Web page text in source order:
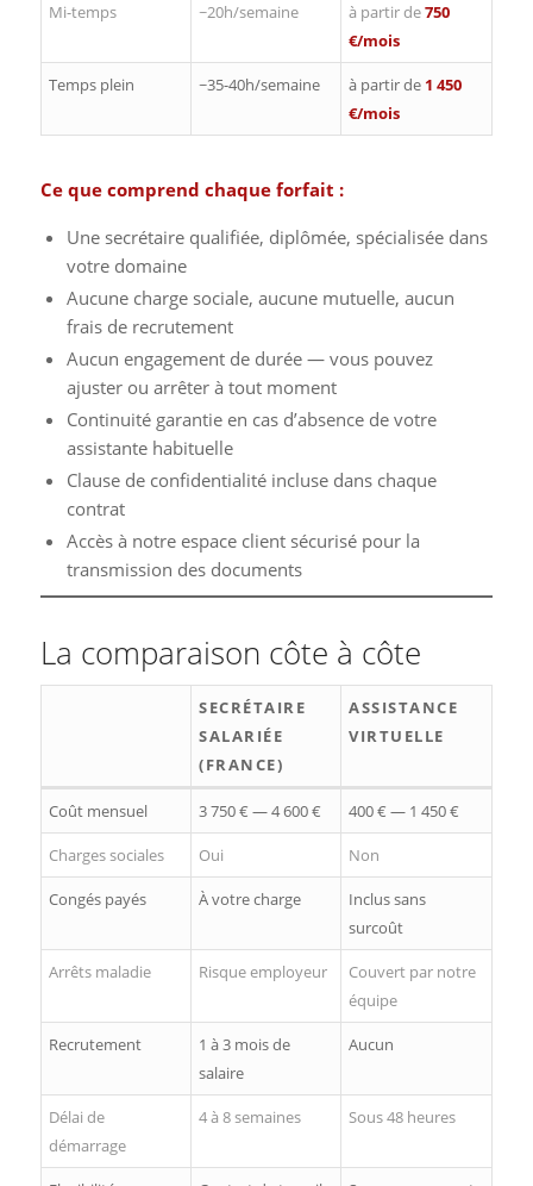
Mi-temps ~20h/semaine à partir de750
€/mois
Temps plein ~35-40h/semaine à partir de 1 450
€/mois
Ce que comprend chaque forfait :
Une secrétaire qualifiée, diplômée, spécialisée dans
votre domaine
Aucune charge sociale, aucune mutuelle, aucun
frais de recrutement
Aucun engagement de durée — vous pouvez
ajuster ou arrêter à tout moment
Continuité garantie en cas d’absence de votre
assistante habituelle
Clause de confidentialité incluse dans chaque
contrat
Accès à notre espace client sécurisé pour la
transmission des documents
La comparaison côte à côte
SECRÉTAIRE
SALARIÉE
(FRANCE)
ASSISTANCE
VIRTUELLE
Coût mensuel 3 750 € — 4 600 € 400 € — 1 450 €
Charges sociales Oui Non
Congés payés À votre charge
Inclus sans
surcoût
Arrêts maladie Risque employeur
Couvert par notre
équipe
Recrutement
1 à 3 mois de
salaire
Aucun
Délai de
démarrage
4 à 8 semaines Sous 48 heures